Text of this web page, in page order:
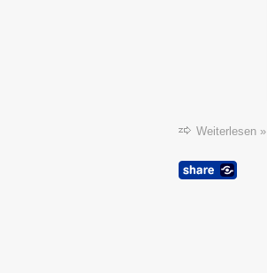
Weiterlesen »